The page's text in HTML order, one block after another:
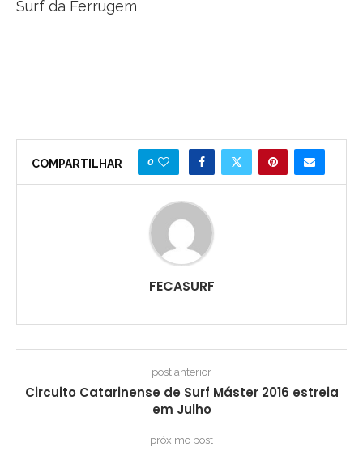
Surf da Ferrugem
COMPARTILHAR 0
FECASURF
post anterior
Circuito Catarinense de Surf Máster 2016 estreia
em Julho
próximo post